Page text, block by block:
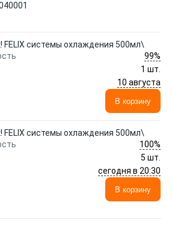
FELIX системы охлаждения 500мл\
99%
1 шт.
10 августа
В корзину
FELIX системы охлаждения 500мл\
100%
5 шт.
сегодня в 20:30
В корзину